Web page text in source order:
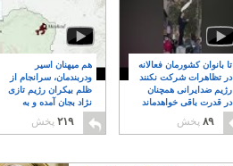
هم میهنان اسیر
ودربندمان، سرانجام از
ظلم بیکران رژیم تازی
نژاد بجان آمده و به
۲۱۹ پخش
تا بانوان کشورمان فعالانه
در تظاهرات شرکت نکنند
رژیم ضدایرانی همچنان
در قدرت باقی خواهدماند
۸
۸۹ پخش